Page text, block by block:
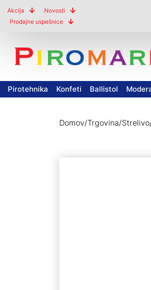
Akcija
Novosti
Prodajne uspešnice
Pirotehnika Konfeti Ballistol
Domov/Trgovina/Strelivo